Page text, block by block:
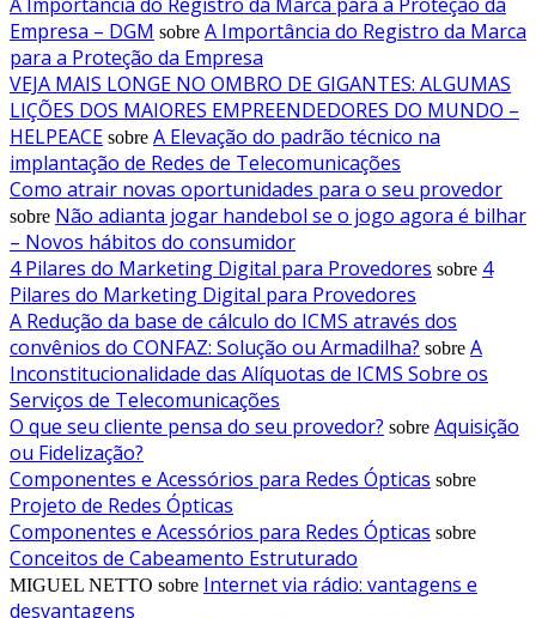
Empresa – DGM sobre A Importância do Registro da Marca
para a Proteção da Empresa
VEJA MAIS LONGE NO OMBRO DE GIGANTES: ALGUMAS
LIÇÕES DOS MAIORES EMPREENDEDORES DO MUNDO –
HELPEACE sobre A Elevação do padrão técnico na
implantação de Redes de Telecomunicações
Como atrair novas oportunidades para o seu provedor
sobre Não adianta jogar handebol se o jogo agora é bilhar
– Novos hábitos do consumidor
4 Pilares do Marketing Digital para Provedores sobre 4
Pilares do Marketing Digital para Provedores
A Redução da base de cálculo do ICMS através dos
convênios do CONFAZ: Solução ou Armadilha? sobre A
Inconstitucionalidade das Alíquotas de ICMS Sobre os
Serviços de Telecomunicações
O que seu cliente pensa do seu provedor? sobre Aquisição
ou Fidelização?
Componentes e Acessórios para Redes Ópticas sobre
Projeto de Redes Ópticas
Componentes e Acessórios para Redes Ópticas sobre
Conceitos de Cabeamento Estruturado
MIGUEL NETTO sobre Internet via rádio: vantagens e
desvantagens